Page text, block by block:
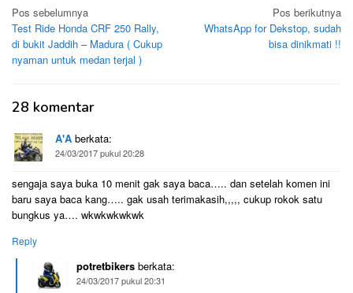
Navigasi
pos
Pos sebelumnya
Test Ride Honda CRF 250 Rally,
di bukit Jaddih – Madura ( Cukup
nyaman untuk medan terjal )
Pos berikutnya
WhatsApp for Dekstop, sudah
bisa dinikmati !!
28 komentar
A'A berkata:
24/03/2017 pukul 20:28
sengaja saya buka 10 menit gak saya baca….. dan setelah komen ini
baru saya baca kang….. gak usah terimakasih,,,,, cukup rokok satu
bungkus ya…. wkwkwkwkwk
Reply
potretbikers berkata:
24/03/2017 pukul 20:31